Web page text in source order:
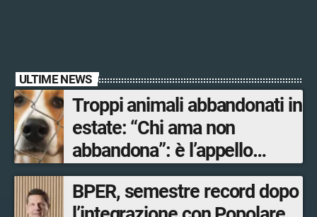
ULTIME NEWS
Troppi animali abbandonati in
estate: “Chi ama non
abbandona”: è l’appello
dell’assessore al Territorio e
Sistemi verdi di Regione
BPER, semestre record dopo